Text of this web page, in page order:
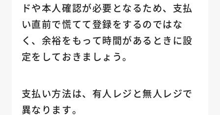
ドや本人確認が必要となるため、支払
い直前で慌てて登録をするのではな
く、余裕をもって時間があるときに設
定をしておきましょう。
支払い方法は、有人レジと無人レジで
異なります。